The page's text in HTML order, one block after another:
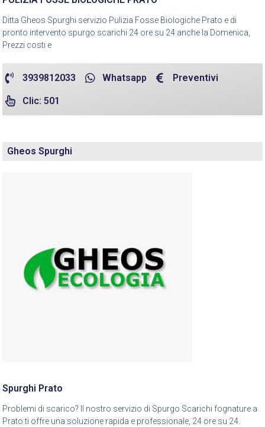
Ditta Gheos Spurghi servizio Pulizia Fosse Biologiche Prato e di
pronto intervento spurgo scarichi 24 ore su 24 anche la Domenica,
Prezzi costi e
3939812033 Whatsapp Preventivi
Clic: 501
Gheos Spurghi
Spurghi Prato
Problemi di scarico? Il nostro servizio di Spurgo Scarichi fognature a
Prato ti offre una soluzione rapida e professionale, 24 ore su 24.